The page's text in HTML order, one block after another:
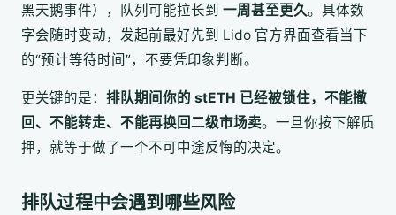
黑天鹅事件），队列可能拉长到 一周甚至更久。具体数
字会随时变动，发起前最好先到 Lido 官方界面查看当下
的“预计等待时间”，不要凭印象判断。
更关键的是： 排队期间你的 stETH 已经被锁住，不能撤
回、不能转走、不能再换回二级市场卖。一旦你按下解质
押，就等于做了一个不可中途反悔的决定。
排队过程中会遇到哪些风险